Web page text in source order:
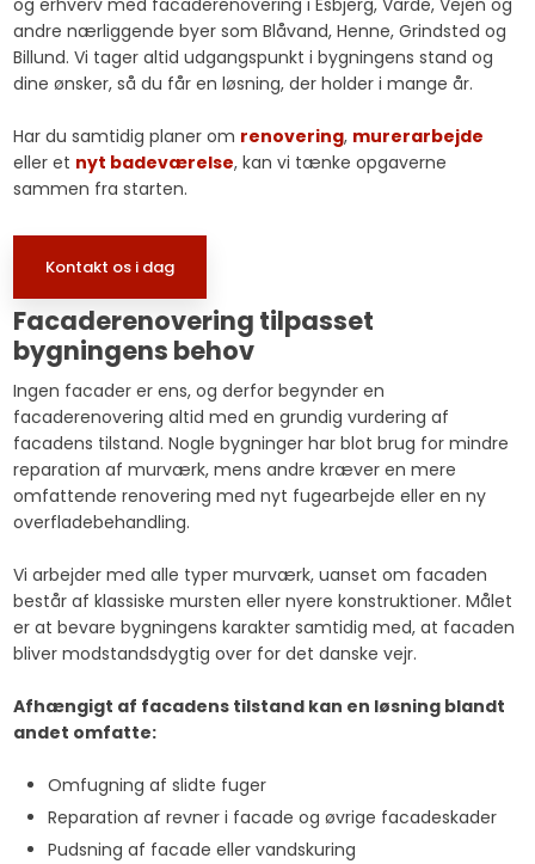
andre nærliggende byer som Blåvand, Henne, Grindsted og
Billund. Vi tager altid udgangspunkt i bygningens stand og
dine ønsker, så du får en løsning, der holder i mange år.
​Har du samtidig planer om renovering, murerarbejde
eller et nyt badeværelse, kan vi tænke opgaverne
sammen fra starten.​
Kontakt os i dag​
Facaderenovering tilpasset
bygningens behov
​Ingen facader er ens, og derfor begynder en
facaderenovering altid med en grundig vurdering af
facadens tilstand. Nogle bygninger har blot brug for mindre
reparation af murværk, mens andre kræver en mere
omfattende renovering med nyt fugearbejde eller en ny
overfladebehandling.
Vi arbejder med alle typer murværk, uanset om facaden
består af klassiske mursten eller nyere konstruktioner. Målet
er at bevare bygningens karakter samtidig med, at facaden
bliver modstandsdygtig over for det danske vejr.
Afhængigt af facadens tilstand kan en løsning blandt
andet omfatte:
Omfugning af slidte fuger
Reparation af revner i facade og øvrige facadeskader
Pudsning af facade eller vandskuring